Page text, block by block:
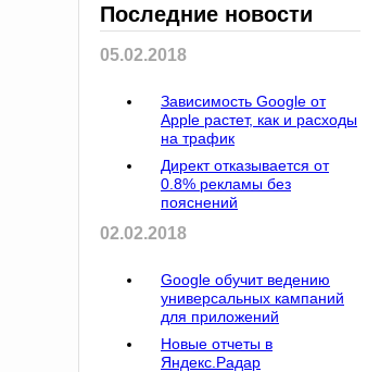
Последние новости
05.02.2018
Зависимость Google от
Apple растет, как и расходы
на трафик
Директ отказывается от
0.8% рекламы без
пояснений
02.02.2018
Google обучит ведению
универсальных кампаний
для приложений
Новые отчеты в
Яндекс.Радар